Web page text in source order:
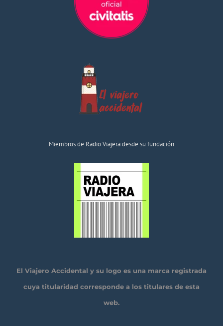
Miembros de Radio Viajera desde su fundación
El Viajero Accidental y su logo es una marca registrada
cuya titularidad corresponde a los titulares de esta
web.